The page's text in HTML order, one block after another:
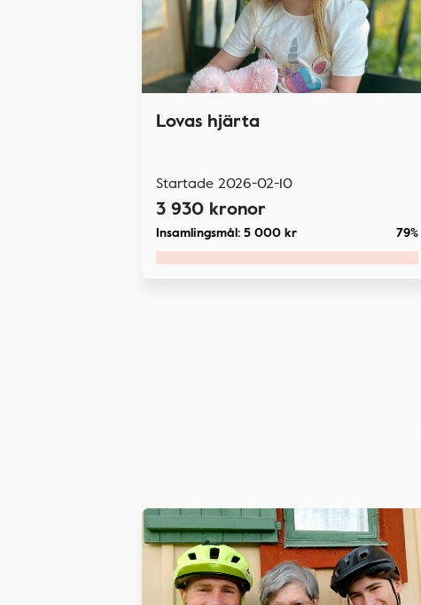
Lovas hjärta
Startade 2026-02-10
3 930 kronor
Insamlingsmål: 5 000 kr 79%